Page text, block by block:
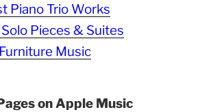
Piano Trio Works
Pieces & Suites
Furniture Music
on Apple Music